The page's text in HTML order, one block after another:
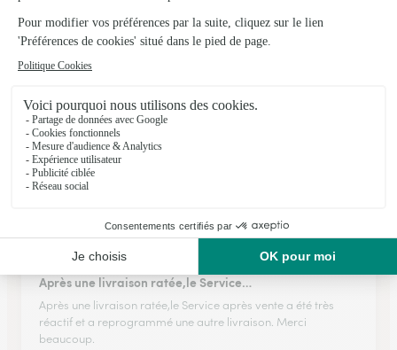
★ ★
Compte tenu que ma fille n’a pas reçu le bouquet de fleurs
que j’avais commandé car pas Interflora dans sa région. Elle
a eu un très joli bouquet de roses avec une remise pour sa
prochaine commande et moi aussi…
29/04/2026
★ ★ ★
Après une livraison ratée,le Service…
Après une livraison ratée,le Service après vente a été très
réactif et a reprogrammé une autre livraison. Merci
beaucoup.